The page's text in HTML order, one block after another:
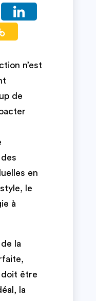
n’est
de
en
le
à
la
être
la